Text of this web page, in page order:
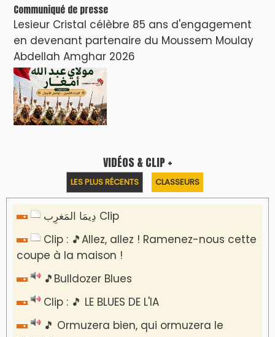
Communiqué de presse
Lesieur Cristal célèbre 85 ans d'engagement
en devenant partenaire du Moussem Moulay
Abdellah Amghar 2026
VIDÉOS & CLIP +
LES PLUS RÉCENTS CLASSEURS
دِيمَا المَغرِب Clip
Clip : 🎵Allez, allez ! Ramenez-nous cette
coupe à la maison !
🎵Bulldozer Blues
Clip : 🎵 LE BLUES DE L'IA
🎵 Ormuzera bien, qui ormuzera le